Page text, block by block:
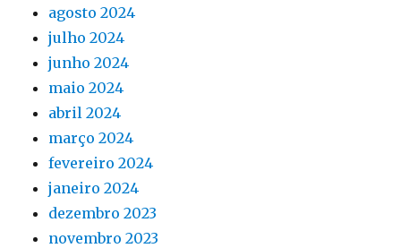
agosto 2024
julho 2024
junho 2024
maio 2024
abril 2024
março 2024
fevereiro 2024
janeiro 2024
dezembro 2023
novembro 2023